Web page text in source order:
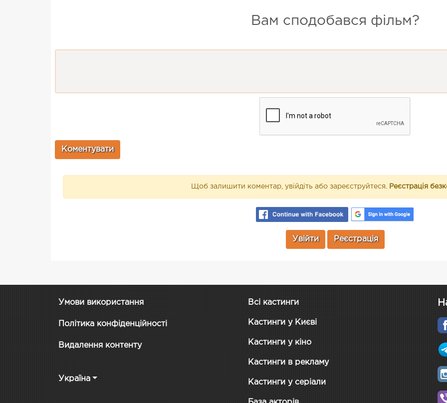
Вам сподобався фільм?
Щоб залишити коментар, увійдіть або зареєструйтеся. Реєстрація
Увійти Реєстрація
Умови використання
Політика конфіденційності
Видалення контенту
Україна
Всі кастинги
Кастинги у Києві
Кастинги у кіно
Кастинги в рекламу
Кастинги у серіали